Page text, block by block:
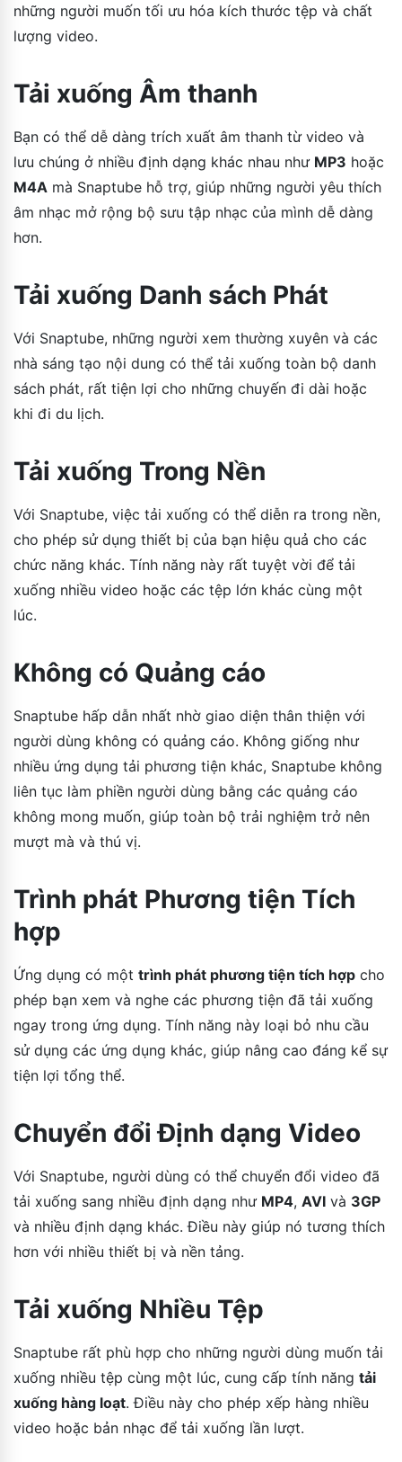
những người muốn tối ưu hóa kích thước tệp và chất
lượng video.
Tải xuống Âm thanh
Bạn có thể dễ dàng trích xuất âm thanh từ video và
lưu chúng ở nhiều định dạng khác nhau như MP3 hoặc
M4A mà Snaptube hỗ trợ, giúp những người yêu thích
âm nhạc mở rộng bộ sưu tập nhạc của mình dễ dàng
hơn.
Tải xuống Danh sách Phát
Với Snaptube, những người xem thường xuyên và các
nhà sáng tạo nội dung có thể tải xuống toàn bộ danh
sách phát, rất tiện lợi cho những chuyến đi dài hoặc
khi đi du lịch.
Tải xuống Trong Nền
Với Snaptube, việc tải xuống có thể diễn ra trong nền,
cho phép sử dụng thiết bị của bạn hiệu quả cho các
chức năng khác. Tính năng này rất tuyệt vời để tải
xuống nhiều video hoặc các tệp lớn khác cùng một
lúc.
Không có Quảng cáo
Snaptube hấp dẫn nhất nhờ giao diện thân thiện với
người dùng không có quảng cáo. Không giống như
nhiều ứng dụng tải phương tiện khác, Snaptube không
liên tục làm phiền người dùng bằng các quảng cáo
không mong muốn, giúp toàn bộ trải nghiệm trở nên
mượt mà và thú vị.
Trình phát Phương tiện Tích
hợp
Ứng dụng có một trình phát phương tiện tích hợp cho
phép bạn xem và nghe các phương tiện đã tải xuống
ngay trong ứng dụng. Tính năng này loại bỏ nhu cầu
sử dụng các ứng dụng khác, giúp nâng cao đáng kể sự
tiện lợi tổng thể.
Chuyển đổi Định dạng Video
Với Snaptube, người dùng có thể chuyển đổi video đã
tải xuống sang nhiều định dạng như MP4, AVI và 3GP
và nhiều định dạng khác. Điều này giúp nó tương thích
hơn với nhiều thiết bị và nền tảng.
Tải xuống Nhiều Tệp
Snaptube rất phù hợp cho những người dùng muốn tải
xuống nhiều tệp cùng một lúc, cung cấp tính năng tải
xuống hàng loạt. Điều này cho phép xếp hàng nhiều
video hoặc bản nhạc để tải xuống lần lượt.